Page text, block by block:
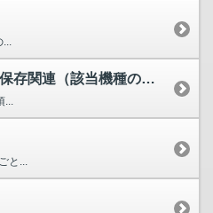
...
故障かな？診断：氷点下保存関連（該当機種のみ）
...
と...